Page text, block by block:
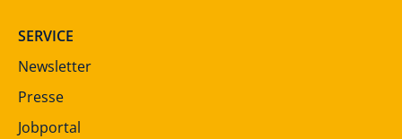
SERVICE
Newsletter
Presse
Jobportal